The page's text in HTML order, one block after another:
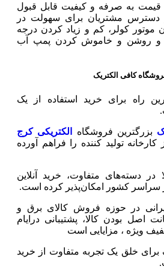
قیمت به صرفه و کیفیت قابل قبول
دسترس مشتریان برای سهولت در
کولر، کم و زیاد کردن درجه
روشن و خاموش کردن پمپ آب
کافی الکتریک
راه برای خرید استفاده از یک
بزرگترین فروشگاه
الکتریکی کرج
تولید کننده را فراهم آورده
در دسته‌های متفاوت، خرید آنلاین
سراسر کشور امکان‌پذیر کرده است.
در حوزه فروش کالای برق و
اصل بودن کالا، پشتیبانی درایام
ویژه ، مزایایی است
برای خلق یک تجربه متفاوت از خرید